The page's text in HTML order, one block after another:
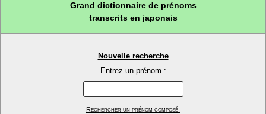
Grand dictionnaire de prénoms
transcrits en japonais
Nouvelle recherche
Entrez un prénom :
Rechercher un prénom composé.